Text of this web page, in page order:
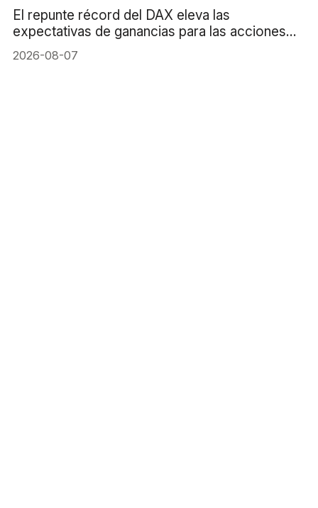
El repunte récord del DAX eleva las
expectativas de ganancias para las acciones
alemanas
2026-08-07